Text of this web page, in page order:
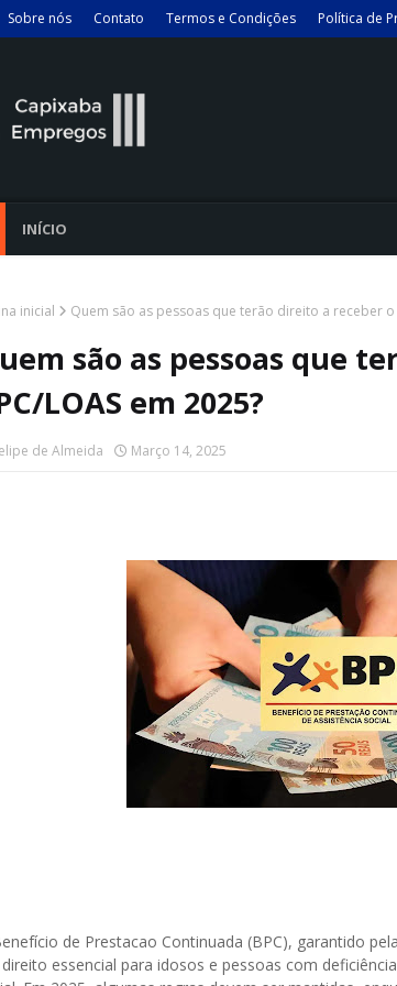
Sobre nós Contato Termos e Condições Política de
INÍCIO
inicial Quem são as pessoas que terão direito a receber o
são as pessoas que
LOAS em 2025?
de Almeida Março 14, 2025
de Prestacao Continuada (BPC), garantido
essencial para idosos e pessoas com